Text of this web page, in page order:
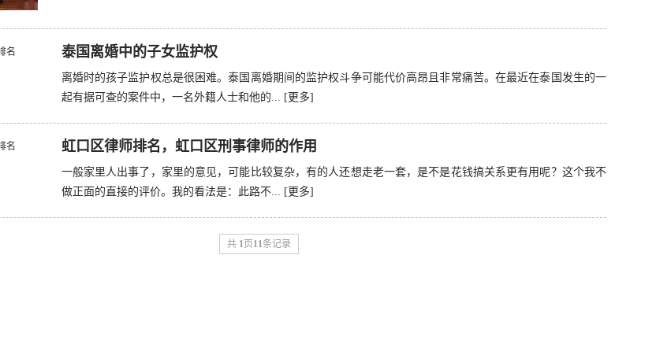
泰国离婚中的子女监护权
离婚时的孩子监护权总是很困难。泰国离婚期间的监护权斗争可能代价高昂且非常痛苦。在最近在泰国发生的一
起有据可查的案件中，一名外籍人士和他的... [更多]
虹口区律师排名，虹口区刑事律师的作用
一般家里人出事了，家里的意见，可能比较复杂，有的人还想走老一套，是不是花钱搞关系更有用呢？这个我不
做正面的直接的评价。我的看法是：此路不... [更多]
共 1 页11 条记录